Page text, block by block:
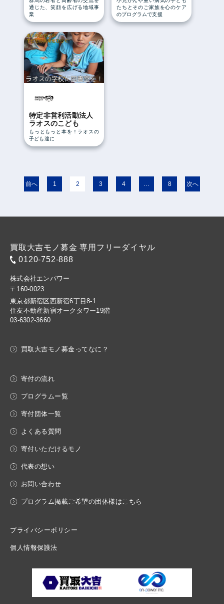
通じた、笑顔を広げる地域事
業
たちとそのご家族を心のケア
のプログラムで支援
特定非営利活動法人
ラオスのこども
もっともっと本を！ラオスの
子ども達に
の
ー
ジ
送
り
前へ 1 2 3 4 8 次へ
買取大吉モノ募金 専用フリーダイヤル
0120-752-888
株式会社エンパワー
〒160-0023
東京都新宿区西新宿6丁目8-1
住友不動産新宿オークタワー19階
03-6302-3660
買取大吉モノ募金ってなに？
寄付の流れ
プログラムー覧
寄付団体一覧
よくある質問
寄付いただけるモノ
代表の想い
お問い合わせ
プログラム掲載ご希望の団体様はこちら
プライバシーポリシー
個人情報保護法